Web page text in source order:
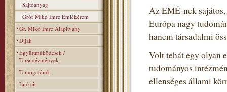
Sajtóanyag
Gróf Mikó Imre Emlékérem
Gr. Mikó Imre Alapitvány
Díjak
Együttműködések /
Társintézmények
Támogatóink
Linktár
Az EMÉ-nek
Európa nagy
hanem társadalmi
Volt tehát egy olyan
tudományos
ellenséges állami